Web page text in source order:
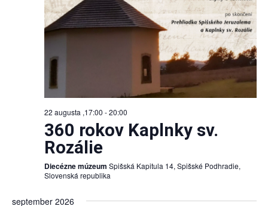
22 augusta ,17:00 -20:00
360 rokov Kaplnky sv.
Rozálie
Diecézne múzeum Spišská Kapitula 14, Spišské Podhradie,
Slovenská republika
september 2026